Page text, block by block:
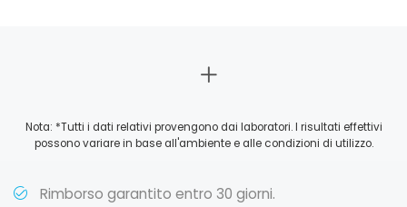
Nota: *Tutti i dati relativi provengono dai laboratori. I risultati effettivi
possono variare in base all'ambiente e alle condizioni di utilizzo.
Rimborso garantito entro 30 giorni.